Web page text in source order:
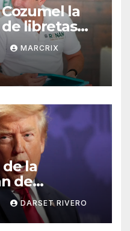
la
libretas
MARCRIX
la
de
guerra
DARSET RIVERO